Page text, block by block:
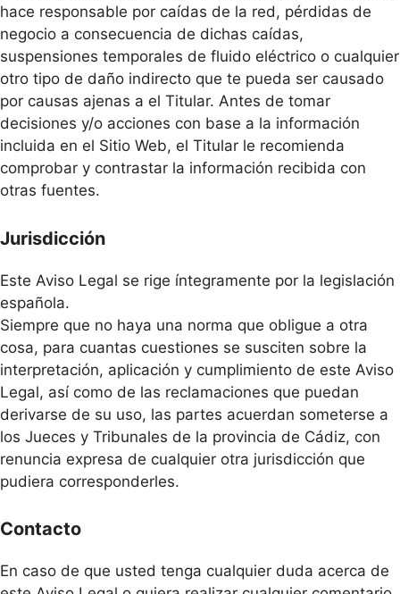
hace responsable por caídas de la red, pérdidas de
negocio a consecuencia de dichas caídas,
suspensiones temporales de fluido eléctrico o cualquier
otro tipo de daño indirecto que te pueda ser causado
por causas ajenas a el Titular. Antes de tomar
decisiones y/o acciones con base a la información
incluida en el Sitio Web, el Titular le recomienda
comprobar y contrastar la información recibida con
otras fuentes.
Jurisdicción
Este Aviso Legal se rige íntegramente por la legislación
española.
Siempre que no haya una norma que obligue a otra
cosa, para cuantas cuestiones se susciten sobre la
interpretación, aplicación y cumplimiento de este Aviso
Legal, así como de las reclamaciones que puedan
derivarse de su uso, las partes acuerdan someterse a
los Jueces y Tribunales de la provincia de Cádiz, con
renuncia expresa de cualquier otra jurisdicción que
pudiera corresponderles.
Contacto
En caso de que usted tenga cualquier duda acerca de